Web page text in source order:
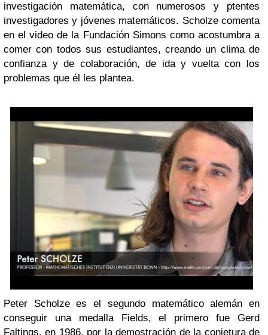
investigación matemática, con numerosos y ptentes
investigadores y jóvenes matemáticos. Scholze comenta
en el video de la Fundación Simons como acostumbra a
comer con todos sus estudiantes, creando un clima de
confianza y de colaboración, de ida y vuelta con los
problemas que él les plantea.
Peter Scholze es el segundo matemático alemán en
conseguir una medalla Fields, el primero fue Gerd
Faltings, en 1986, por la demostración de la conjetura de